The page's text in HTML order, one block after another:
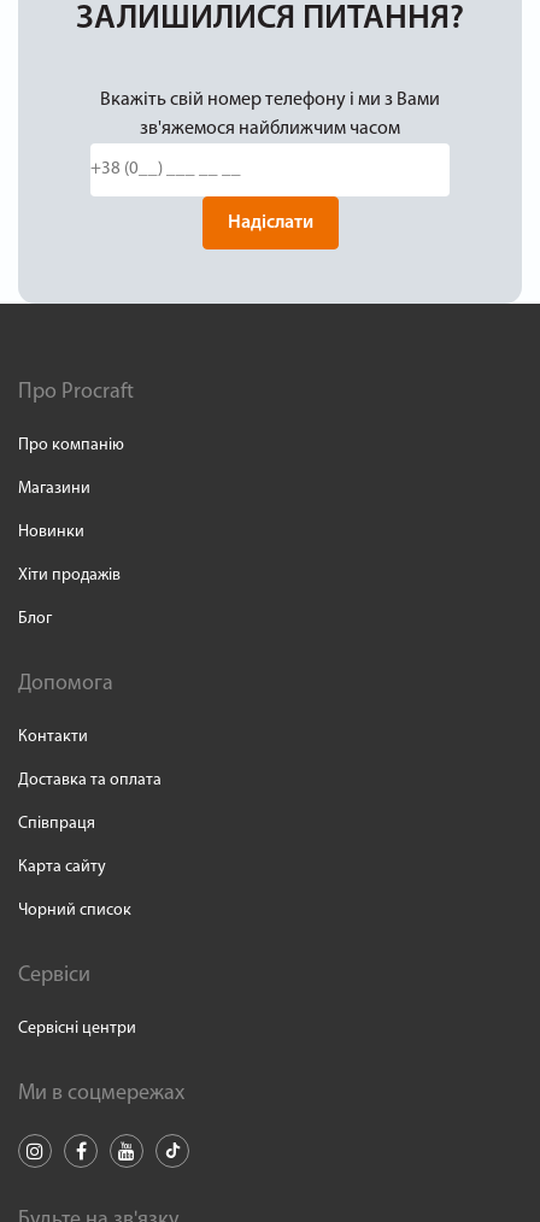
ЗАЛИШИЛИСЯ ПИТАННЯ?
Вкажіть свій номер телефону і ми з Вами
зв'яжемося найближчим часом
Надіслати
Про Procraft
Про компанію
Магазини
Новинки
Хіти продажів
Блог
Допомога
Контакти
Доставка та оплата
Співпраця
Карта сайту
Чорний список
Сервіси
Сервісні центри
Ми в соцмережах